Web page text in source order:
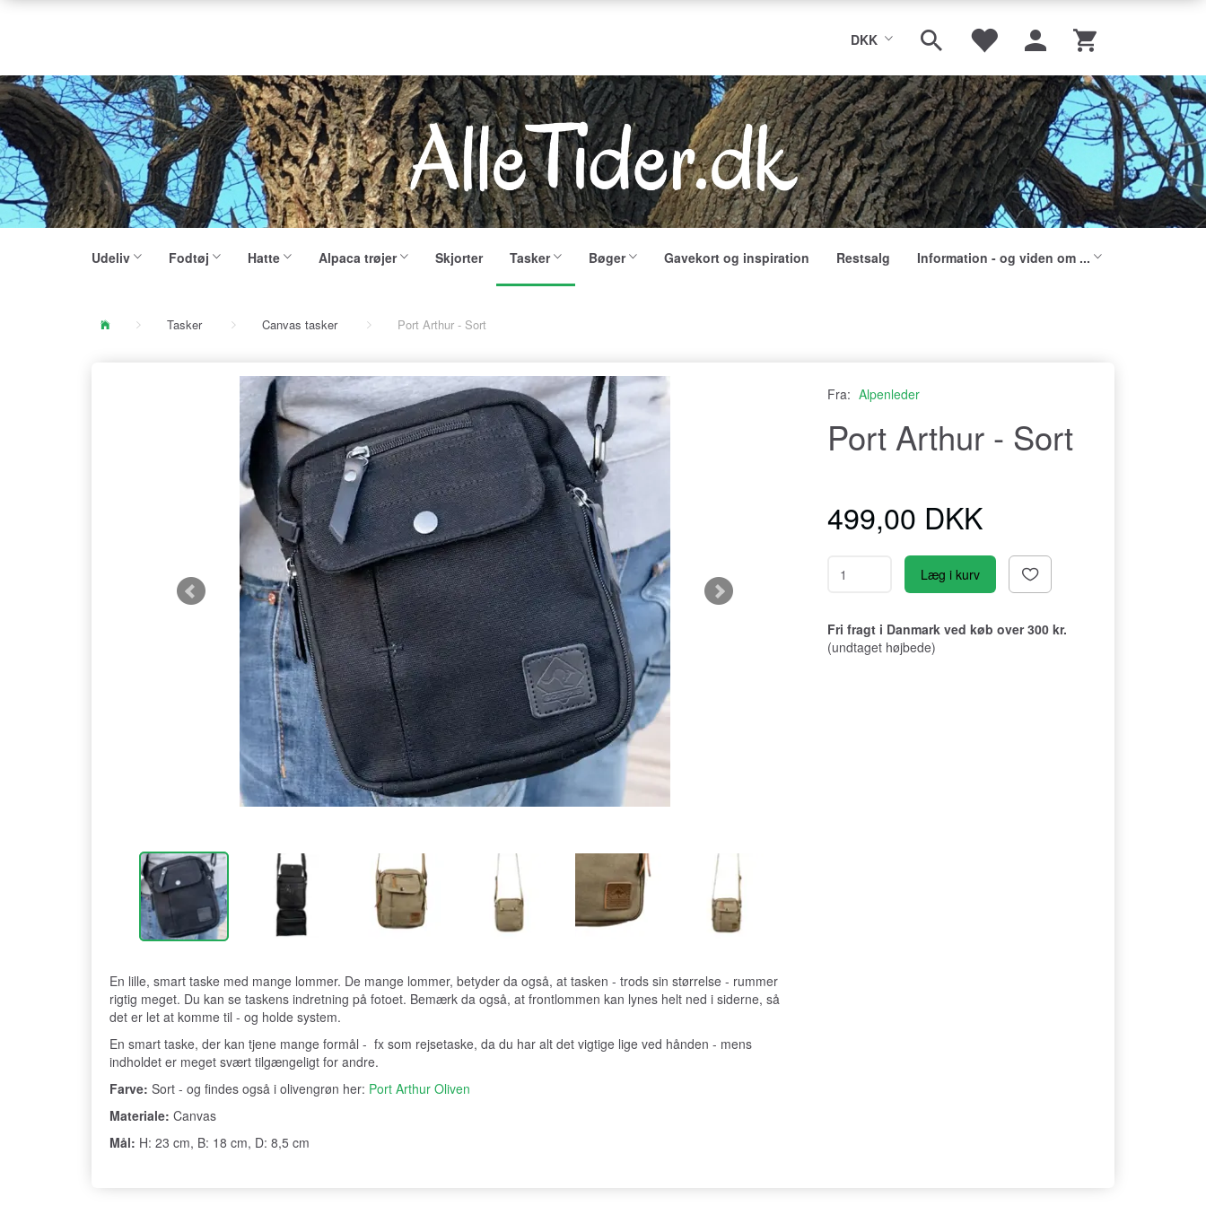
DKK
Udeliv Fodtøj Hatte Alpaca trøjer Skjorter Tasker Bøger Gavekort og inspiration Restsalg Information - og viden om ...
Tasker Canvas tasker Port Arthur - Sort
En lille, smart taske med mange lommer. De mange lommer, betyder da også, at tasken - trods sin størrelse - rummer
rigtig meget. Du kan se taskens indretning på fotoet. Bemærk da også, at frontlommen kan lynes helt ned i siderne, så
det er let at komme til - og holde system.
En smart taske, der kan tjene mange formål - fx som rejsetaske, da du har alt det vigtige lige ved hånden - mens
indholdet er meget svært tilgængeligt for andre.
Farve: Sort - og findes også i olivengrøn her: Port Arthur Oliven
Materiale: Canvas
Mål: H: 23 cm, B: 18 cm, D: 8,5 cm
Fra: Alpenleder
Port Arthur - Sort
499,00 DKK
Læg i kurv
Fri fragt i Danmark ved køb over 300 kr.
(undtaget højbede)